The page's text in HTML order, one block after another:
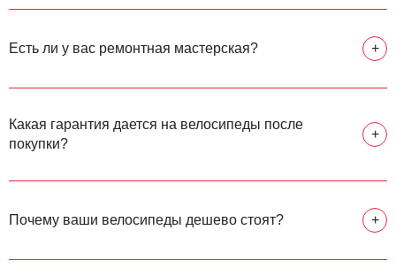
Есть ли у вас ремонтная мастерская? +
Какая гарантия дается на велосипеды после
покупки?
+
Почему ваши велосипеды дешево стоят? +